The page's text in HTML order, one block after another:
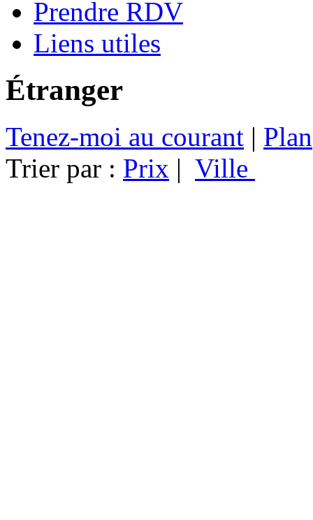
Prendre RDV
Liens utiles
Étranger
Tenez-moi au courant | Plan
Trier par : Prix | Ville